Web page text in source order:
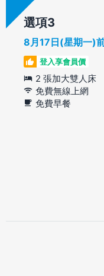
選項
8月17日(星期一)
登入享會員價
2 張加大雙人床
免費無線上網
免費早餐